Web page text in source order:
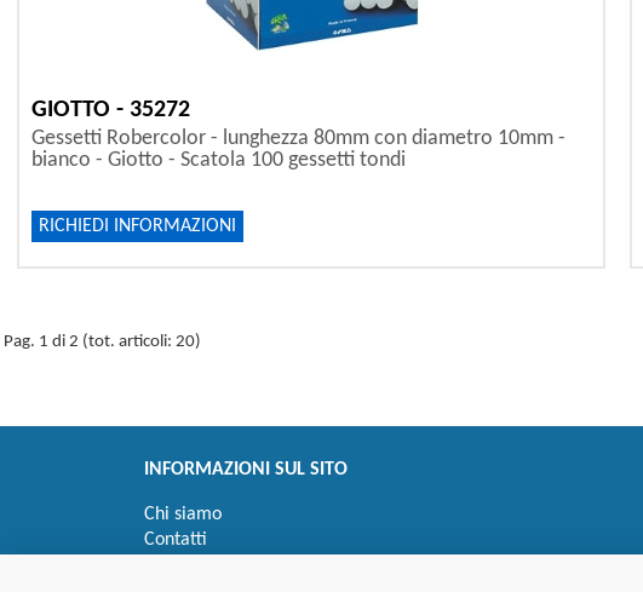
GIOTTO - 35272
Gessetti Robercolor - lunghezza 80mm con diametro 10mm -
bianco - Giotto - Scatola 100 gessetti tondi
RICHIEDI INFORMAZIONI
Pag. 1 di 2 (tot. articoli: 20)
INFORMAZIONI SUL SITO
Chi siamo
Contatti